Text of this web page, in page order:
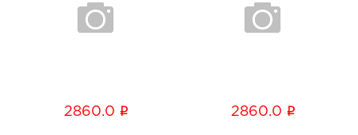
2860.0 i 2860.0 i